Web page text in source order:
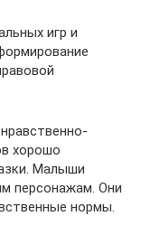
игр и
хорошо
Малыши
персонажам. Они
нормы.